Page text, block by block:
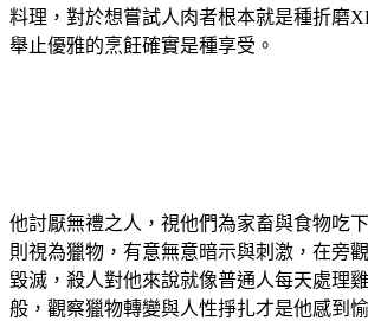
料理，對於想嘗試人肉者根本就是種折磨
舉止優雅的烹飪確實是種享受。
他討厭無禮之人，視他們為家畜與食物吃
則視為獵物，有意無意暗示與刺激，在旁
毀滅，殺人對他來說就像普通人每天處理
般，觀察獵物轉變與人性掙扎才是他感到